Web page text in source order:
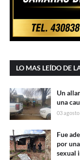
LO MAS LEÍDO DE
Un
una
03 agosto
Fue
por
sexual